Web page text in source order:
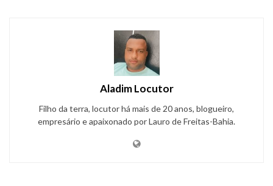
Aladim Locutor
Filho da terra, locutor há mais de 20 anos, blogueiro,
empresário e apaixonado por Lauro de Freitas-Bahia.